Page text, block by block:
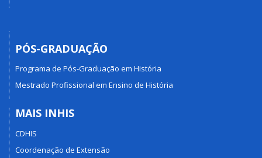
PÓS-GRADUAÇÃO
Programa de Pós-Graduação em História
Mestrado Profissional em Ensino de História
MAIS INHIS
CDHIS
Coordenação de Extensão